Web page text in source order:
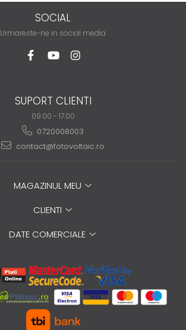
SOCIAL
Urmareste-ne in social media
SUPORT CLIENTI
09:00 - 17:00
0720008003
contact@fotovoltaic.ro
MAGAZINUL MEU
CLIENTI
DATE COMERCIALE